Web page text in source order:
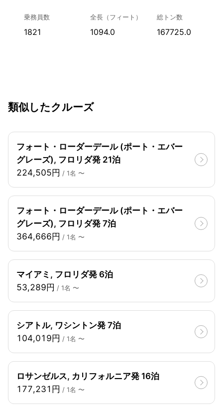
乗務員数
1821
全長（フィート）
1094.0
総トン数
167725.0
類似したクルーズ
フォート・ローダーデール (ポート・エバー
グレーズ), フロリダ発 21泊
224,505円 / 1名 〜
フォート・ローダーデール (ポート・エバー
グレーズ), フロリダ発 7泊
364,666円 / 1名 〜
マイアミ, フロリダ発 6泊
53,289円 / 1名 〜
シアトル, ワシントン発 7泊
104,019円 / 1名 〜
ロサンゼルス, カリフォルニア発 16泊
177,231円 / 1名 〜